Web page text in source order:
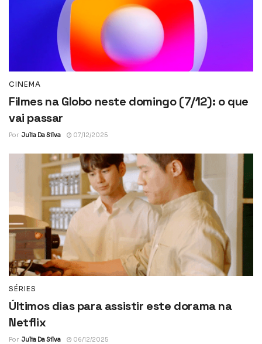
CINEMA
Filmes na Globo neste domingo (7/12): o que
vai passar
Por Julia Da Silva 07/12/2025
SÉRIES
Últimos dias para assistir este dorama na
Netflix
Por Julia Da Silva 06/12/2025